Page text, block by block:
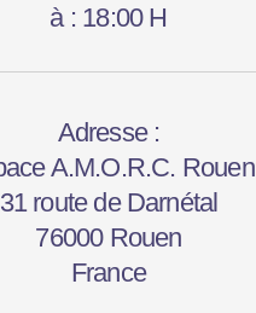
à : 18:00 H
Adresse :
A.M.O.R.C. Rouen
31 route de Darnétal
76000 Rouen
France